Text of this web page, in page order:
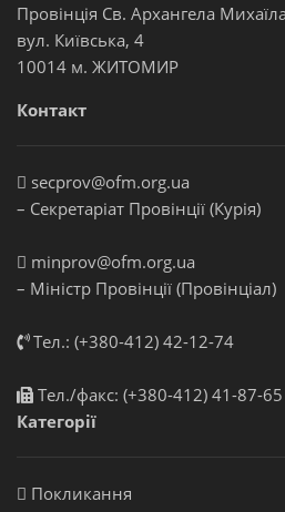
Провінція Св. Архангела Михаїла
вул. Київська, 4
10014 м. ЖИТОМИР
Контакт
secprov@ofm.org.ua
– Секретаріат Провінції (Курія)
minprov@ofm.org.ua
– Міністр Провінції (Провінціал)
Тел.: (+380-412) 42-12-74
Тел./факс: (+380-412) 41-87-65
Категорії
Покликання